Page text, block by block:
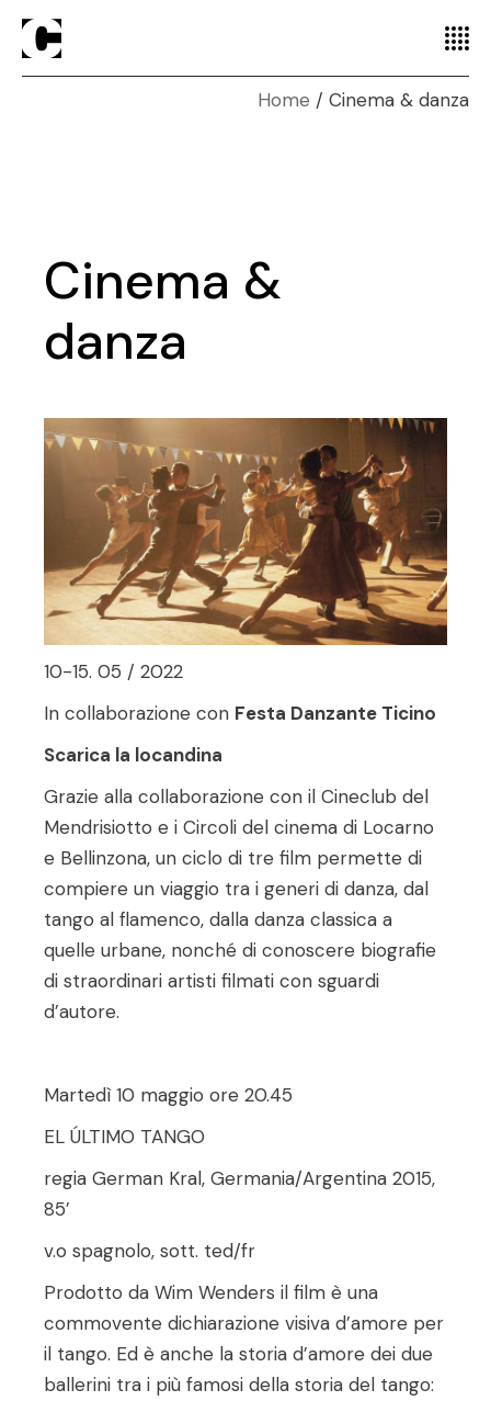
Home Cinema & danza
Cinema &
danza
10-15. 05 / 2022
In collaborazione con Festa Danzante Ticino
Scarica la locandina
Grazie alla collaborazione con il Cineclub del
Mendrisiotto e i Circoli del cinema di Locarno
e Bellinzona, un ciclo di tre film permette di
compiere un viaggio tra i generi di danza, dal
tango al flamenco, dalla danza classica a
quelle urbane, nonché di conoscere biografie
di straordinari artisti filmati con sguardi
d’autore.
Martedì 10 maggio ore 20.45
EL ÚLTIMO TANGO
regia German Kral, Germania/Argentina 2015,
85’
v.o spagnolo, sott. ted/fr
Prodotto da Wim Wenders il film è una
commovente dichiarazione visiva d’amore per
il tango. Ed è anche la storia d’amore dei due
ballerini tra i più famosi della storia del tango: